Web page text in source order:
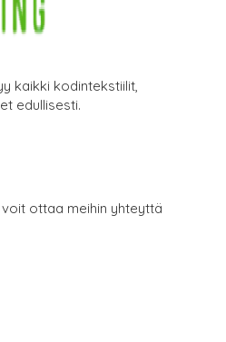
kaikki kodintekstiilit,
edullisesti.
ottaa meihin yhteyttä